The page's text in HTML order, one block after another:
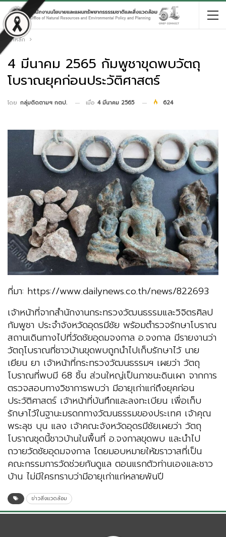
หน้าหลัก
4 มีนาคม 2565 กัมพูชาขุดพบวัตถุ
โบราณยุคก่อนประวัติศาสตร์
โดย กลุ่มติดตามฯ กตป. เมื่อ 4 มีนาคม 2565 624
ที่มา: https://www.dailynews.co.th/news/822693
เจ้าหน้าที่จากสำนักงานกระทรวงวัฒนธรรมและวิจิตรศิลป
กัมพูชา ประจำจังหวัดอุดรมีชัย พร้อมตำรวจรักษาโบราณ
สถานเดินทางไปที่วัดชัยอุดมจงกาล อ.จงกาล มีรายงานว่า
วัตถุโบราณที่ชาวบ้านขุดพบถูกนำไปเก็บรักษาไว้ นาย
เยียน ยา เจ้าหน้าที่กระทรวงวัฒนธรรมฯ เผยว่า วัตถุ
โบราณที่พบมี 68 ชิ้น ส่วนใหญ่เป็นภาชนะดินเผา จากการ
ตรวจสอบทางวิชาการพบว่า มีอายุเก่าแก่ถึงยุคก่อน
ประวัติศาสตร์ เจ้าหน้าที่บันทึกและลงทะเบียน เพื่อเก็บ
รักษาไว้ในฐานะมรดกทางวัฒนธรรมของประเทศ เจ้าคุณ
พระลุช บุน แลง เจ้าคณะจังหวัดอุดรมีชัยเผยว่า วัตถุ
โบราณชุดนี้ชาวบ้านในพื้นที่ อ.จงกาลขุดพบ และนำไป
ถวายวัดชัยอุดมจงกาล โดยมอบหมายให้ฆราวาสที่เป็น
คณะกรรมการวัดช่วยกันดูแล ตอนแรกตัวท่านเองและชาว
บ้าน ไม่มีใครทราบว่ามีอายุเก่าแก่หลายพันปี
ข่าวสิ่งแวดล้อม